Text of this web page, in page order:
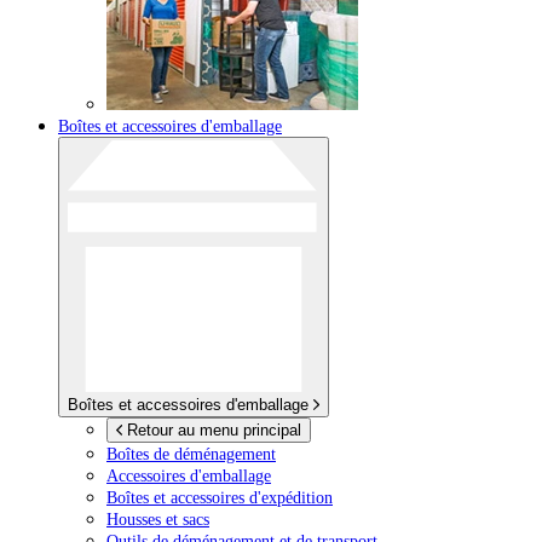
Boîtes et accessoires d'emballage
Boîtes et accessoires d'emballage
Retour au menu principal
Boîtes de déménagement
Accessoires d'emballage
Boîtes et accessoires d'expédition
Housses et sacs